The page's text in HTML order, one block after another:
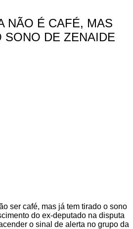
NÃO É CAFÉ, MAS
SONO DE ZENAIDE
ser café, mas já tem tirado o sono
do ex-deputado na disputa
o sinal de alerta no grupo da